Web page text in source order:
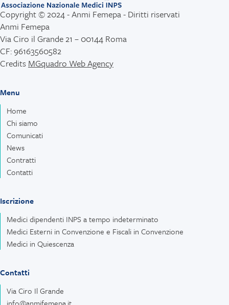
Copyright © 2024 - Anmi Femepa - Diritti riservati
Anmi Femepa
Via Ciro il Grande 21 – 00144 Roma
CF: 96163560582
Credits MGquadro Web Agency
Menu
Home
Chi siamo
Comunicati
News
Contratti
Contatti
Iscrizione
Medici dipendenti INPS a tempo indeterminato
Medici Esterni in Convenzione e Fiscali in Convenzione
Medici in Quiescenza
Contatti
Via Ciro Il Grande